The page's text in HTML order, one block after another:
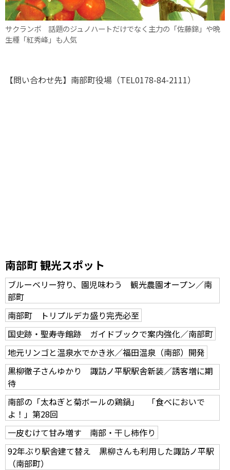
サクランボ 話題のジュノハートだけでなく主力の「佐藤錦」や晩
生種「紅秀峰」も人気
【問い合わせ先】南部町役場（TEL0178-84-2111）
南部町 観光スポット
ブルーベリー狩り、園児味わう 観光農園オープン／南
部町
南部町 トリプルデカ盛り完売必至
国史跡・聖寿寺館跡 ガイドブックで案内強化／南部町
地元リンゴと温泉水でかき氷／福田温泉（南部）開発
黒柳徹子さんゆかり 諏訪ノ平駅駅舎新装／誘客増に期
待
南部の「太ねぎと菊ボールの鶏鍋」 「食べにおいで
よ！」第28回
一皮むけて甘み増す 南部・干し柿作り
92年ぶり駅舎建て替え 黒柳さんも利用した諏訪ノ平駅
（南部町）